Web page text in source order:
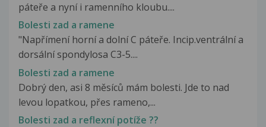
páteře a nyní i ramenního kloubu....
Bolesti zad a ramene
"Napřímení horní a dolní C páteře. Incip.ventrální a
dorsální spondylosa C3-5....
Bolesti zad a ramene
Dobrý den, asi 8 měsíců mám bolesti. Jde to nad
levou lopatkou, přes rameno,...
Bolesti zad a reflexní potíže ??